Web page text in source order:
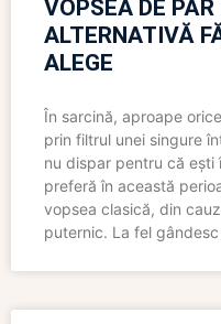
VOPSEA DE
ALTERNATIVĂ
ALEGE
În sarcină, aproape
prin filtrul unei singure
nu dispar pentru că ești
preferă în această
vopsea clasică, din
puternic. La fel gândesc